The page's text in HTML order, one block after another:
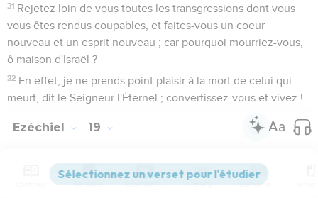
31 Rejetez loin de vous toutes les transgressions dont vous
vous êtes rendus coupables, et faites-vous un coeur
nouveau et un esprit nouveau ; car pourquoi mourriez-vous,
ô maison d'Israël ?
32 En effet, je ne prends point plaisir à la mort de celui qui
meurt, dit le Seigneur l'Éternel ; convertissez-vous et vivez !
Ezéchiel 19
Seuls les Évangiles sont disponibles en vidéo pour le moment.
Versions Commentaires Strong